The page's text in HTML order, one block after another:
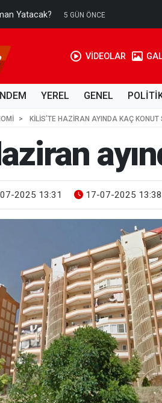
Yatacak? 5 GÜN ÖNCE
VİDEOLAR
YEREL GENEL
KILIS’TE HAZIRAN AYINDA KAÇ KONUT
2025 13:31 17-07-2025 13:38